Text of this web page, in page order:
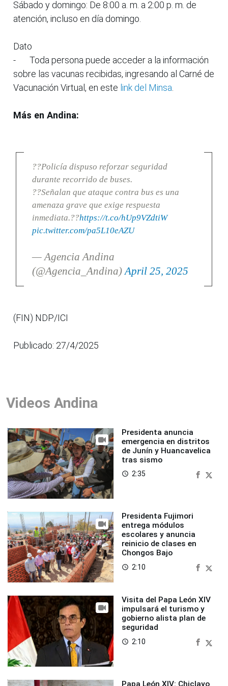
Sábado y domingo: De 8:00 a. m. a 2:00 p. m. de
atención, incluso en día domingo.
Dato
-
Toda persona puede acceder a la información
sobre las vacunas recibidas, ingresando al Carné de
Vacunación Virtual, en este link del Minsa.
Más en Andina:
??Policía dispuso reforzar seguridad
durante recorrido de buses.
??Señalan que ataque contra bus es una
amenaza grave que exige respuesta
inmediata.??https://t.co/hUp9VZdtiW
pic.twitter.com/pa5L10eAZU
— Agencia Andina
(@Agencia_Andina)April 25, 2025
(FIN) NDP/ICI
Publicado: 27/4/2025
Videos Andina
Presidenta anuncia
emergencia en distritos
de Junín y Huancavelica
tras sismo
access_time 2:35
Presidenta Fujimori
entrega módulos
escolares y anuncia
reinicio de clases en
Chongos Bajo
access_time 2:10
Visita del Papa León XIV
impulsará el turismo y
gobierno alista plan de
seguridad
access_time 2:10
Papa León XIV: Chiclayo